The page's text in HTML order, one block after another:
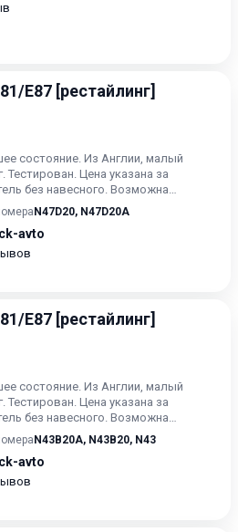
E87 [рестайлинг]
состояние. Из Англии, малый
Тестирован. Цена указана за
без навесного. Возможна
в сборе. Цену в сборе уточ...
N47D20, N47D20A
avto
E87 [рестайлинг]
состояние. Из Англии, малый
Тестирован. Цена указана за
без навесного. Возможна
в сборе. Цену в сборе уточ...
N43B20A, N43B20, N43
avto